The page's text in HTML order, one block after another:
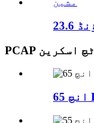
PCAP ٹچ اسکرین